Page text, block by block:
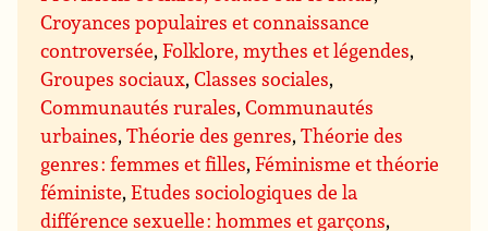
Croyances populaires et connaissance
controversée,Folklore, mythes et légendes,
Groupes sociaux,Classes sociales,
Communautés rurales,Communautés
urbaines,Théorie des genres,Théorie des
genres : femmes et filles,Féminisme et théorie
féministe,Etudes sociologiques de la
différence sexuelle : hommes et garçons,